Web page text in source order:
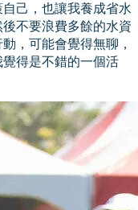
己，也讓我養成省水
不要浪費多餘的水資
，可能會覺得無聊，
得是不錯的一個活